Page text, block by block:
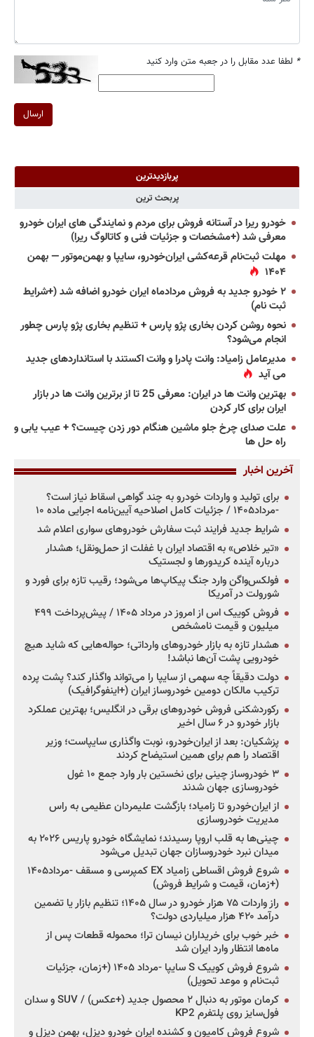
* لطفا عدد مقابل را در جعبه متن وارد کنید
ارسال
پربازدیدترین
پربحث ترین
خودرو ریرا در آستانه فروش برای مردم و نمایندگی های ایران خودرو
معرفی شد (+مشخصات و جزئیات فنی و کاتالوگ ریرا)
مهلت ثبت‌نام قرعه‌کشی ایران‌خودرو، سایپا و بهمن‌موتور — بهمن
۱۴۰۴
۲ خودرو جدید به فروش مردادماه ایران خودرو اضافه شد (+شرایط
ثبت نام)
نحوه روشن کردن بخاری پژو پارس + تنظیم بخاری پژو پارس چطور
انجام می‌شود؟
مدیرعامل زامیاد: وانت پادرا و وانت اکستند با استانداردهای جدید
می آید
بهترین وانت ها در ایران: معرفی 25 تا از برترین وانت ها در بازار
ایران برای کار کردن
علت صدای چرخ جلو ماشین هنگام دور زدن چیست؟ + عیب یابی و
راه حل ها
آخرین اخبار
برای تولید و واردات خودرو به چند گواهی اسقاط نیاز است؟
-مرداد۱۴۰۵ / جزئیات کامل اصلاحیه آیین‌نامه اجرایی ماده ۱۰
شرایط جدید فرایند ثبت سفارش خودروهای سواری اعلام شد
«تیر خلاص» به اقتصاد ایران با غفلت از حمل‌ونقل؛ هشدار
درباره آینده کریدورها و لجستیک
فولکس‌واگن وارد جنگ پیکاپ‌ها می‌شود؛ رقیب تازه برای فورد و
شورولت در آمریکا
فروش کوییک اس از امروز در مرداد ۱۴۰۵ / پیش‌پرداخت ۴۹۹
میلیون و قیمت نامشخص
هشدار تازه به بازار خودروهای وارداتی؛ حواله‌هایی که شاید هیچ
خودرویی پشت آن‌ها نباشد!
دولت دقیقاً چه سهمی از سایپا را می‌تواند واگذار کند؟ پشت پرده
ترکیب مالکان دومین خودروساز ایران (+اینفوگرافیک)
رکوردشکنی فروش خودروهای برقی در انگلیس؛ بهترین عملکرد
بازار خودرو در ۶ سال اخیر
پزشکیان: بعد از ایران‌خودرو، نوبت واگذاری سایپاست؛ وزیر
اقتصاد را هم برای همین استیضاح کردند
۳ خودروساز چینی برای نخستین بار وارد جمع ۱۰ غول
خودروسازی جهان شدند
از ایران‌خودرو تا زامیاد؛ بازگشت علیمردان عظیمی به راس
مدیریت خودروسازی
چینی‌ها به قلب اروپا رسیدند؛ نمایشگاه خودرو پاریس ۲۰۲۶ به
میدان نبرد خودروسازان جهان تبدیل می‌شود
شروع فروش اقساطی زامیاد EX کمپرسی و مسقف -مرداد۱۴۰۵
(+زمان، قیمت و شرایط فروش)
راز واردات ۷۵ هزار خودرو در سال ۱۴۰۵؛ تنظیم بازار یا تضمین
درآمد ۴۲۰ هزار میلیاردی دولت؟
خبر خوب برای خریداران نیسان ترا؛ محموله قطعات پس از
ماه‌ها انتظار وارد ایران شد
شروع فروش کوییک S سایپا -مرداد ۱۴۰۵ (+زمان، جزئیات
ثبت‌نام و موعد تحویل)
کرمان موتور به دنبال ۲ محصول جدید (+عکس) / SUV و سدان
فول‌سایز روی پلتفرم KP2
شروع فروش کامیون و کشنده ایران خودرو دیزل، بهمن دیزل و